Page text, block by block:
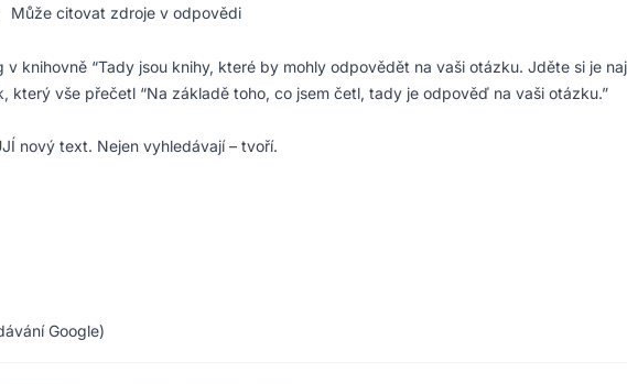
Může citovat zdroje v odpovědi
knihovně “Tady jsou knihy, které by mohly odpovědět na vaši otázku. Jděte si je
který vše přečetl “Na základě toho, co jsem četl, tady je odpověď na vaši otázku.”
nový text. Nejen vyhledávají – tvoří.
Google)